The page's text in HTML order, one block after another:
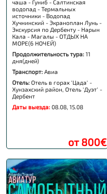
чаша - Гуниб - Салтинская
водопад - Термальных
источники - Водопад
Хучнинский - Экраноплан Лунь -
Экскурсия по Дербенту - Нарын
Кала - Магалы - ОТДЫХ НА
МОРЕ(6 НОЧЕЙ)
Продолжительность тура: 11
дня(дней)
Транспорт: Авиа
Отель: Отель в горах 'Цада' -
Хунзахский район, Отель 'Дуэт' -
Дербент
Даты выезда: 08.08, 15.08
от 800€